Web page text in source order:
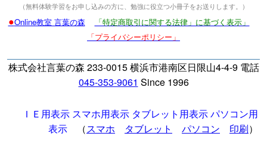
（無料体験学習をお申し込みの方に、勉強に役立つ小冊子をお送りします。）
●Online教室 言葉の森
「特定商取引に関する法律」に基づく表示」
「プライバシーポリシー」
株式会社言葉の森 233-0015 横浜市港南区日限山4-4-9 電話
045-353-9061 Since 1996
ＩＥ用表示 スマホ用表示 タブレット用表示パソコン用
表示 （スマホ タブレット パソコン 印刷）